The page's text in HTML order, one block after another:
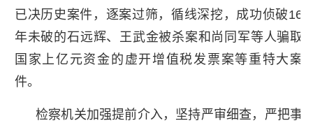
已决历史案件，逐案过筛，循线深挖，成功侦破16
年未破的石远辉、王武金被杀案和尚同军等人骗取
国家上亿元资金的虚开增值税发票案等重特大案
件。
检察机关加强提前介入，坚持严审细查，严把事